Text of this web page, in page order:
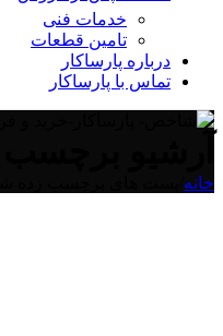
خدمات فنی
تامین قطعات
درباره پارساکار
تماس با پارساکار
خانه